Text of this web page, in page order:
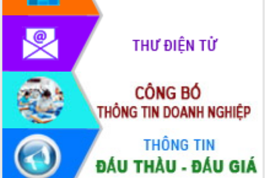
Hội nghị triển khai kết nối mạng
truyền số liệu chuyên dùng phục vụ cơ
quan Đảng, Nhà nước
Lễ phát động chuỗi hoạt động chung
tay làm sạch môi trường
Xã Ea Kar bước chuyển mình trong
công tác cải cách hành chính mô hình
mới
UBND tỉnh họp báo định kỳ tháng 4
năm 2026
Hội thảo khoa học “Giải pháp thúc đẩy
phát triển nền kinh tế xanh tại tỉnh
Đắk Lắk”